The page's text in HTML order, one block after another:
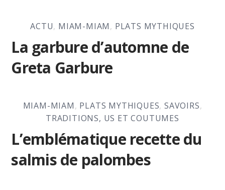
ACTU, MIAM-MIAM, PLATS MYTHIQUES
La garbure d’automne de
Greta Garbure
MIAM-MIAM, PLATS MYTHIQUES, SAVOIRS,
TRADITIONS, US ET COUTUMES
L’emblématique recette du
salmis de palombes